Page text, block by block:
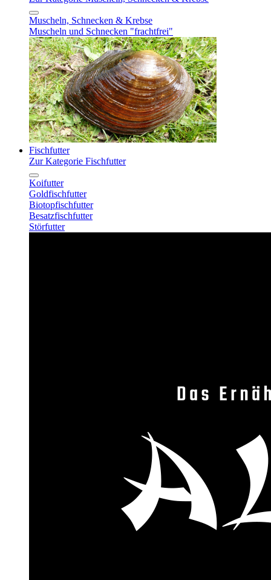
Muscheln, Schnecken & Krebse
Muscheln und Schnecken "frachtfrei"
Fischfutter
Zur Kategorie Fischfutter
Koifutter
Goldfischfutter
Biotopfischfutter
Besatzfischfutter
Störfutter